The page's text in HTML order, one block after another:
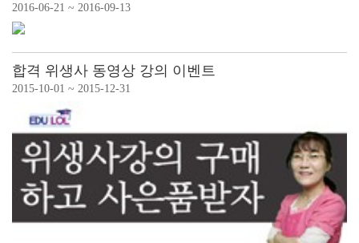
2016-06-21 ~ 2016-09-13
합격 위생사 동영상 강의 이벤트
2015-10-01 ~ 2015-12-31